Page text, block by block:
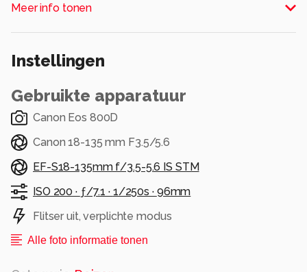
op ambachtelijke manier leer bewerkt
Meer info tonen
Instellingen
Gebruikte apparatuur
Canon Eos 800D
Canon 18-135 mm F3.5/5.6
EF-S18-135mm f/3.5-5.6 IS STM
ISO 200 · ƒ/7.1 · 1/250s · 96mm
Flitser uit, verplichte modus
Alle foto informatie tonen